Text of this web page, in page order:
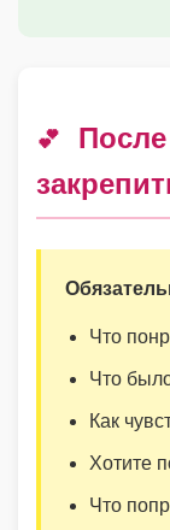
💕
Что
Что
Как
Хотите
Что